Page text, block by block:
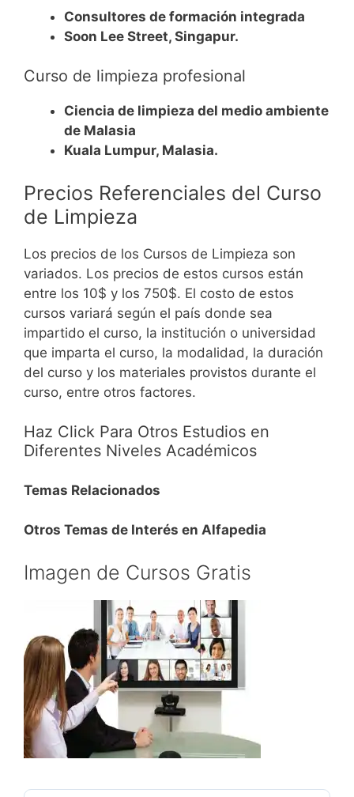
Consultores de formación integrada
Soon Lee Street, Singapur.
Curso de limpieza profesional
Ciencia de limpieza del medio ambiente
de Malasia
Kuala Lumpur, Malasia.
Precios Referenciales del Curso
de Limpieza
Los precios de los Cursos de Limpieza son
variados. Los precios de estos cursos están
entre los 10$ y los 750$. El costo de estos
cursos variará según el país donde sea
impartido el curso, la institución o universidad
que imparta el curso, la modalidad, la duración
del curso y los materiales provistos durante el
curso, entre otros factores.
Haz Click Para Otros Estudios en
Diferentes Niveles Académicos
Temas Relacionados
Otros Temas de Interés en Alfapedia
Imagen de Cursos Gratis